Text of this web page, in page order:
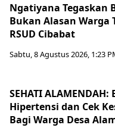
Ngatiyana Tegaskan
Bukan Alasan Warga
RSUD Cibabat
Sabtu, 8 Agustus 2026, 1:23
SEHATI
Hipertensi dan Cek
Bagi Warga Desa